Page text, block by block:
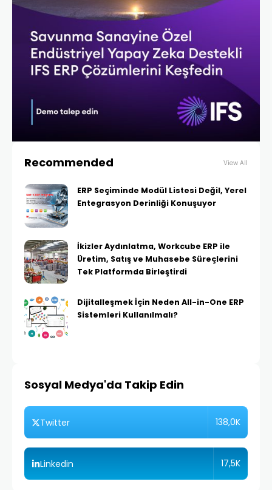
Recommended View All
ERP Seçiminde Modül Listesi Değil, Yerel
Entegrasyon Derinliği Konuşuyor
İkizler Aydınlatma, Workcube ERP ile
Üretim, Satış ve Muhasebe Süreçlerini
Tek Platformda Birleştirdi
Dijitalleşmek İçin Neden All-in-One ERP
Sistemleri Kullanılmalı?
Sosyal Medya'da Takip Edin
Twitter 138,0K
Linkedin 17,5K